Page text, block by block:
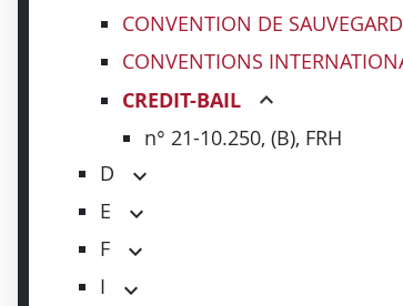
CONVENTION DE
CONVENTIONS
CREDIT-BAIL
n° 21-10.250, (B), FRH
D
E
F
I